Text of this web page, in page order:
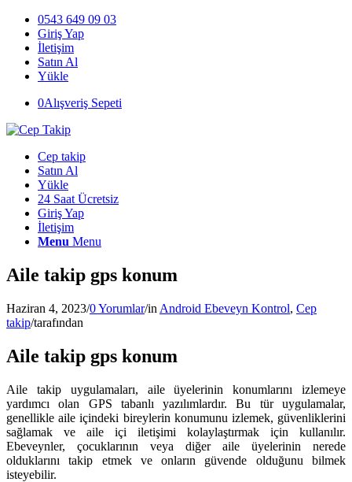
0543 649 09 03
Giriş Yap
İletişim
Satın Al
Yükle
0Alışveriş Sepeti
Cep takip
Satın Al
Yükle
24 Saat Ücretsiz
Giriş Yap
İletişim
Menu Menu
Aile takip gps konum
Haziran 4, 2023/0 Yorumlar/in Android Ebeveyn Kontrol, Cep
takip/tarafından
Aile takip gps konum
Aile takip uygulamaları, aile üyelerinin konumlarını izlemeye
yardımcı olan GPS tabanlı yazılımlardır. Bu tür uygulamalar,
genellikle aile içindeki bireylerin konumunu izlemek, güvenliklerini
sağlamak ve aile içi iletişimi kolaylaştırmak için kullanılır.
Ebeveynler, çocuklarının veya diğer aile üyelerinin nerede
olduklarını takip etmek ve onların güvende olduğunu bilmek
isteyebilir.